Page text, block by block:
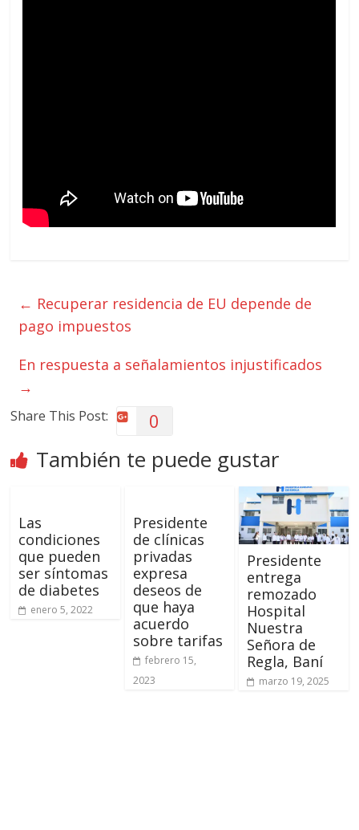
← Recuperar residencia de EU depende de
pago impuestos
En respuesta a señalamientos injustificados
→
Share This Post: 0
También te puede gustar
Las
condiciones
que pueden
ser síntomas
de diabetes
enero 5, 2022
Presidente
de clínicas
privadas
expresa
deseos de
que haya
acuerdo
sobre tarifas
febrero 15,
2023
Presidente
entrega
remozado
Hospital
Nuestra
Señora de
Regla, Baní
marzo 19, 2025